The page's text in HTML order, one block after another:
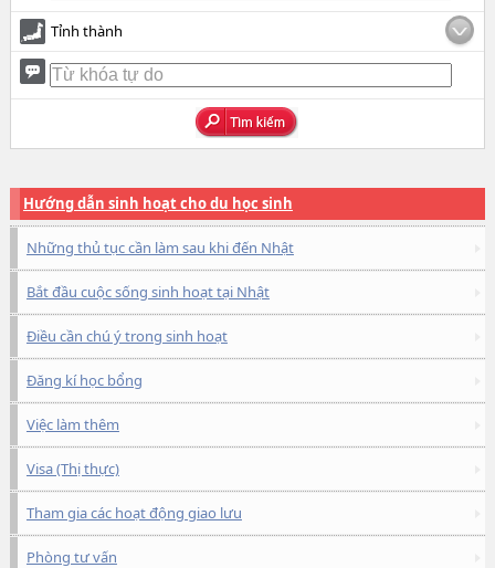
Tỉnh thành
Hướng dẫn sinh hoạt cho du học sinh
Những thủ tục cần làm sau khi đến Nhật
Bắt đầu cuộc sống sinh hoạt tại Nhật
Điều cần chú ý trong sinh hoạt
Đăng kí học bổng
Việc làm thêm
Visa (Thị thực)
Tham gia các hoạt động giao lưu
Phòng tư vấn